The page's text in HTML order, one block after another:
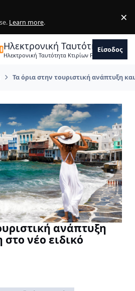
Learn more. ×
Ηλεκτρονική Ταυτότητα
Ηλεκτρονική Ταυτότητα Κτιρίων Forum
Είσοδος
Τα όρια στην τουριστική ανάπτυξη
ανάπτυξη
νέο ειδικό